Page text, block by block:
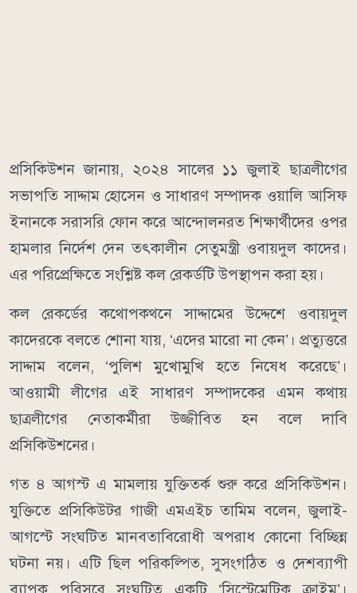
প্রসিকিউশন জানায়, ২০২৪ সালের ১১ জুলাই ছাত্রলীগের
সভাপতি সাদ্দাম হোসেন ও সাধারণ সম্পাদক ওয়ালি আসিফ
ইনানকে সরাসরি ফোন করে আন্দোলনরত শিক্ষার্থীদের ওপর
হামলার নির্দেশ দেন তৎকালীন সেতুমন্ত্রী ওবায়দুল কাদের।
এর পরিপ্রেক্ষিতে সংশ্লিষ্ট কল রেকর্ডটি উপস্থাপন করা হয়।
কল রেকর্ডের কথোপকথনে সাদ্দামের উদ্দেশে ওবায়দুল
কাদেরকে বলতে শোনা যায়, ‘এদের মারো না কেন’। প্রত্যুত্তরে
সাদ্দাম বলেন, ‘পুলিশ মুখোমুখি হতে নিষেধ করেছে’।
আওয়ামী লীগের এই সাধারণ সম্পাদকের এমন কথায়
ছাত্রলীগের নেতাকর্মীরা উজ্জীবিত হন বলে দাবি
প্রসিকিউশনের।
গত ৪ আগস্ট এ মামলায় যুক্তিতর্ক শুরু করে প্রসিকিউশন।
যুক্তিতে প্রসিকিউটর গাজী এমএইচ তামিম বলেন, জুলাই-
আগস্টে সংঘটিত মানবতাবিরোধী অপরাধ কোনো বিচ্ছিন্ন
ঘটনা নয়। এটি ছিল পরিকল্পিত, সুসংগঠিত ও দেশব্যাপী